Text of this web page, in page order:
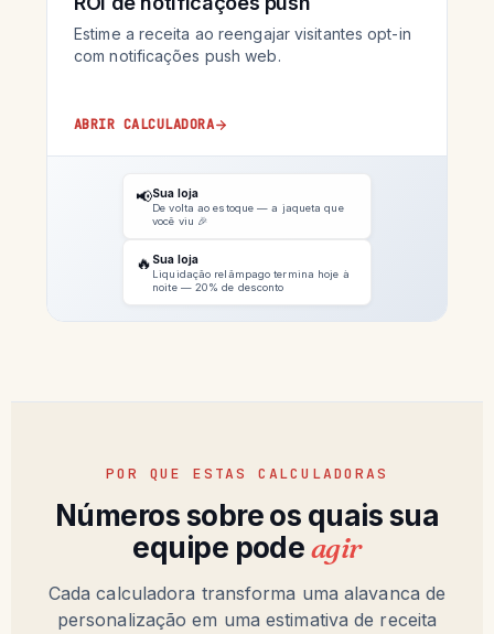
Estime a receita ao reengajar visitantes opt-in
com notificações push web.
ABRIR CALCULADORA
📢Sua loja
De volta ao estoque — a jaqueta que
você viu 🎉
🔥 Sua loja
Liquidação relâmpago termina hoje à
noite — 20% de desconto
POR QUE ESTAS CALCULADORAS
Números sobre os quais sua
equipe podeagir
Cada calculadora transforma uma alavanca de
personalização em uma estimativa de receita